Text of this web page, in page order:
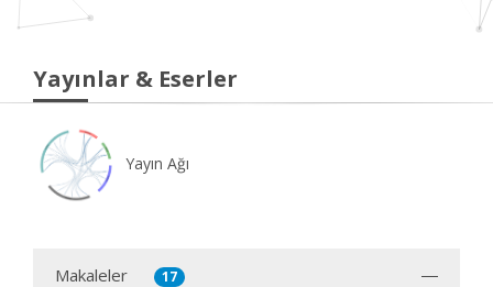
Yayınlar & Eserler
Yayın Ağı
Makaleler 17